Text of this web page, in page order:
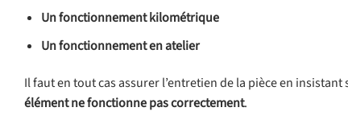
Un fonctionnement kilométrique
Un fonctionnement en atelier
Il faut en tout cas assurer l’entretien de la pièce en
élément ne fonctionne pas correctement.